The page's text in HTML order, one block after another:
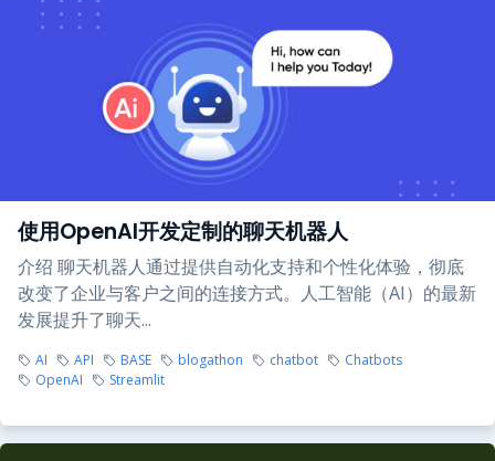
使用OpenAI开发定制的聊天机器人
介绍 聊天机器人通过提供自动化支持和个性化体验，彻底
改变了企业与客户之间的连接方式。人工智能（AI）的最新
发展提升了聊天...
AI API BASE blogathon chatbot
Chatbots
OpenAI
Streamlit